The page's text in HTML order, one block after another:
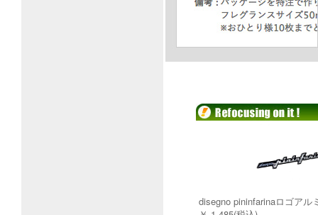
disegno pininfarinaロゴアル